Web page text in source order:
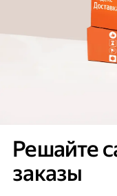
Решайте
заказы